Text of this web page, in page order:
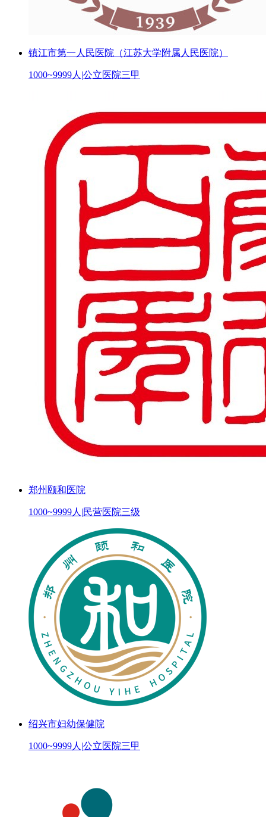
镇江市第一人民医院（江苏大学附属人民医院）
1000~9999人 |公立医院三甲
郑州颐和医院
1000~9999人 |民营医院三级
绍兴市妇幼保健院
1000~9999人 |公立医院三甲